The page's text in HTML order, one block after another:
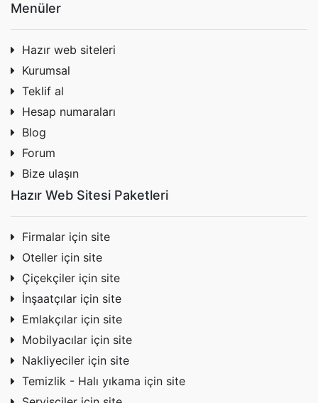
Menüler
Hazır web siteleri
Kurumsal
Teklif al
Hesap numaraları
Blog
Forum
Bize ulaşın
Hazır Web Sitesi Paketleri
Firmalar için site
Oteller için site
Çiçekçiler için site
İnşaatçılar için site
Emlakçılar için site
Mobilyacılar için site
Nakliyeciler için site
Temizlik - Halı yıkama için site